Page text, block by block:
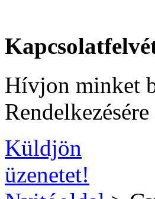
Hívjon minket
Küldjön
üzenetet!